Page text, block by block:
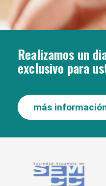
Realizamos un
exclusivo para
más